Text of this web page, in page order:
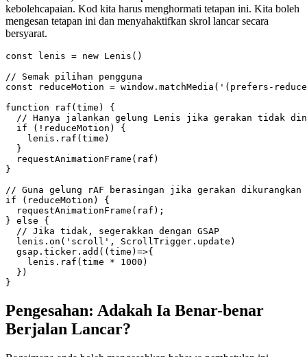
kebolehcapaian. Kod kita harus menghormati tetapan ini. Kita boleh
mengesan tetapan ini dan menyahaktifkan skrol lancar secara
bersyarat.
const lenis = new Lenis()
// Semak pilihan pengguna
const reduceMotion = window.matchMedia('(prefers-
function raf(time) {
// Hanya jalankan gelung Lenis jika gerakan tidak
  if (!reduceMotion) {
    lenis.raf(time)
  }
  requestAnimationFrame(raf)
}
// Guna gelung rAF berasingan jika gerakan dikurangkan
if (reduceMotion) {
  requestAnimationFrame(raf);
} else {
  // Jika tidak, segerakkan dengan GSAP
  lenis.on('scroll', ScrollTrigger.update)
  gsap.ticker.add((time)=>{
    lenis.raf(time * 1000)
  })
Pengesahan: Adakah Ia Benar-benar
Berjalan Lancar?